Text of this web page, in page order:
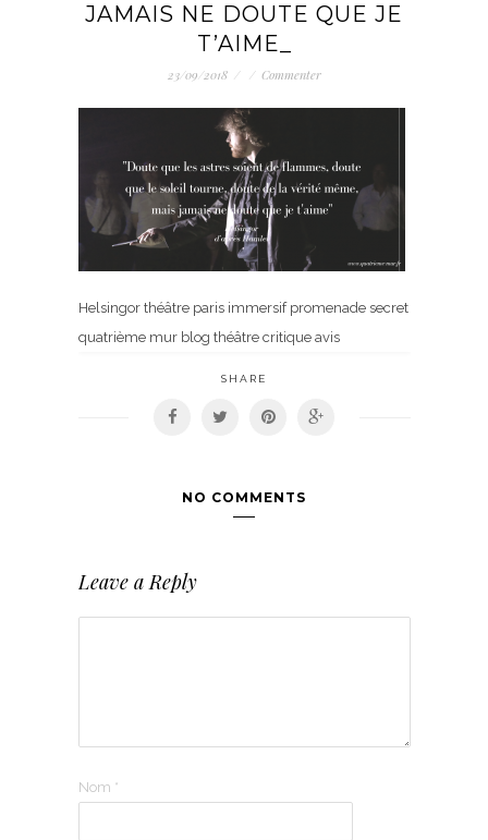
JAMAIS NE DOUTE QUE JE
T’AIME_
23/09/2018 / / Commenter
Helsingor théâtre paris immersif promenade secret
quatrième mur blog théâtre critique avis
SHARE
NO COMMENTS
Leave a Reply
Nom *